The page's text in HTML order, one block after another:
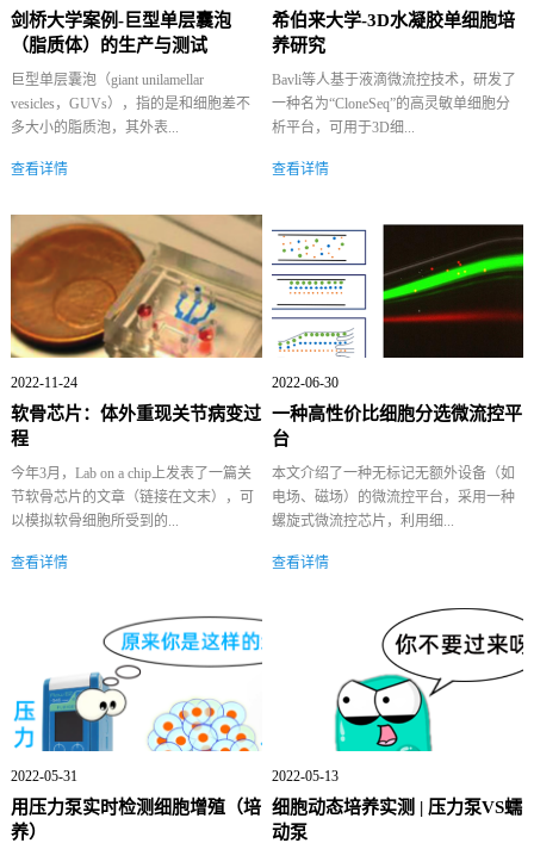
剑桥大学案例-巨型单层囊泡
（脂质体）的生产与测试
巨型单层囊泡（giant unilamellar
vesicles，GUVs），指的是和细胞差不
多大小的脂质泡，其外表...
查看详情
希伯来大学-3D水凝胶单细胞培
养研究
Bavli等人基于液滴微流控技术，研发了
一种名为“CloneSeq”的高灵敏单细胞分
析平台，可用于3D细...
查看详情
2022-11-24
软骨芯片：体外重现关节病变过
程
今年3月，Lab on a chip上发表了一篇关
节软骨芯片的文章（链接在文末），可
以模拟软骨细胞所受到的...
查看详情
2022-06-30
一种高性价比细胞分选微流控平
台
本文介绍了一种无标记无额外设备（如
电场、磁场）的微流控平台，采用一种
螺旋式微流控芯片，利用细...
查看详情
2022-05-31
用压力泵实时检测细胞增殖（培
养）
2022-05-13
细胞动态培养实测 | 压力泵VS蠕
动泵